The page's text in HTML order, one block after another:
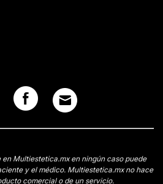
Multiestetica.mx en ningún caso puede
y el médico. Multiestetica.mx no hace
comercial o de un servicio.